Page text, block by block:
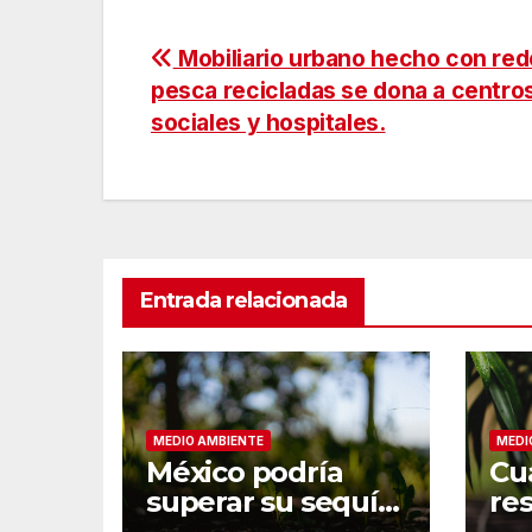
Navegación
de
Mobiliario urbano hecho con
pesca recicladas se dona a
sociales y hospitales.
Entrada relacionada
MEDIO AMBIENTE
México podría
superar su sequía